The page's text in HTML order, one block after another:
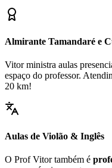
Almirante Tamandaré e
Vitor ministra aulas
espaço do professor.
20 km!
Aulas de Violão & Inglês
O Prof Vitor também é